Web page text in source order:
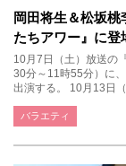
岡田将生＆松坂
たちアワー』に登
10月7日（土）放送の
30分～11時55分）に
出演する。 10月13日
バラエティ